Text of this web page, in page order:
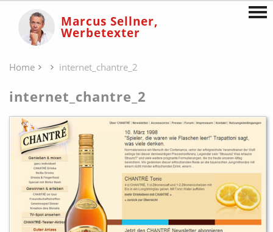
Marcus Sellner,
Werbetexter
Home internet_chantre_2
internet_chantre_2